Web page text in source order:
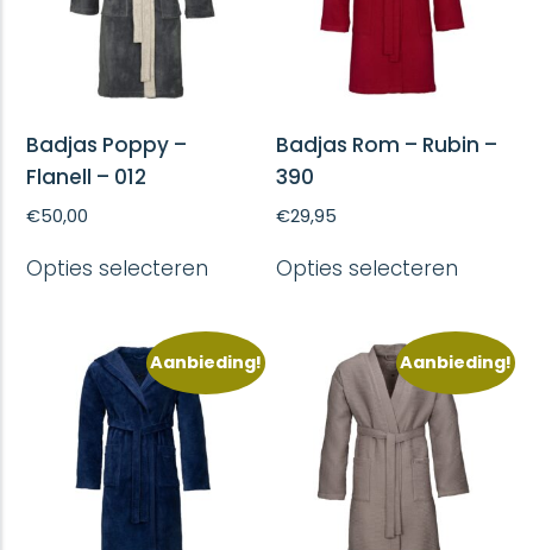
Badjas Poppy –
Flanell – 012
€50,00
Opties selecteren product
variaties.
Deze
optie
worden
op
productpagina
Badjas Rom – Rubin –
390
€29,95
Opties selecteren
Deze
optie
kan
op
Aanbieding! Aanbieding!